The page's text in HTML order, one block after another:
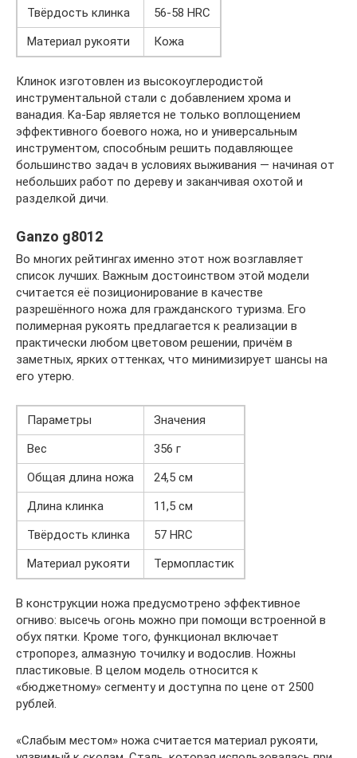
Твёрдость клинка
56-58 HRС
Материал рукояти
Кожа
Клинок изготовлен из высокоуглеродистой
инструментальной стали с добавлением хрома и
ванадия. Kа-Бар является не только воплощением
эффективного боевого ножа, но и универсальным
инструментом, способным решить подавляющее
большинство задач в условиях выживания — начиная от
небольших работ по дереву и заканчивая охотой и
разделкой дичи.
Ganzo g8012
Во многих рейтингах именно этот нож возглавляет
список лучших. Важным достоинством этой модели
считается её позиционирование в качестве
разрешённого ножа для гражданского туризма. Его
полимерная рукоять предлагается к реализации в
практически любом цветовом решении, причём в
заметных, ярких оттенках, что минимизирует шансы на
его утерю.
Параметры
Значения
Вес
356 г
Общая длина ножа
24,5 см
Длина клинка
11,5 см
Твёрдость клинка
57 HRС
Материал рукояти
Термопластик
В конструкции ножа предусмотрено эффективное
огниво: высечь огонь можно при помощи встроенной в
обух пятки. Кроме того, функционал включает
стропорез, алмазную точилку и водослив. Ножны
пластиковые. В целом модель относится к
«бюджетному» сегменту и доступна по цене от 2500
рублей.
«Слабым местом» ножа считается материал рукояти,